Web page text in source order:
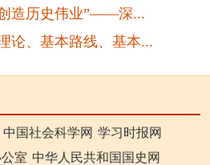
造历史伟业”——深...
论、基本路线、基本...
中国社会科学网 学习时报网
室 中华人民共和国国史网